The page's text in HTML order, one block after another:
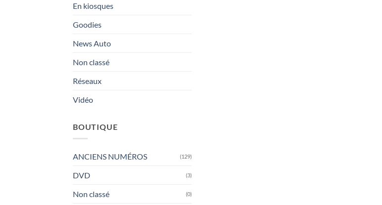
En kiosques
Goodies
News Auto
Non classé
Réseaux
Vidéo
BOUTIQUE
ANCIENS NUMÉROS (129)
DVD (3)
Non classé (0)